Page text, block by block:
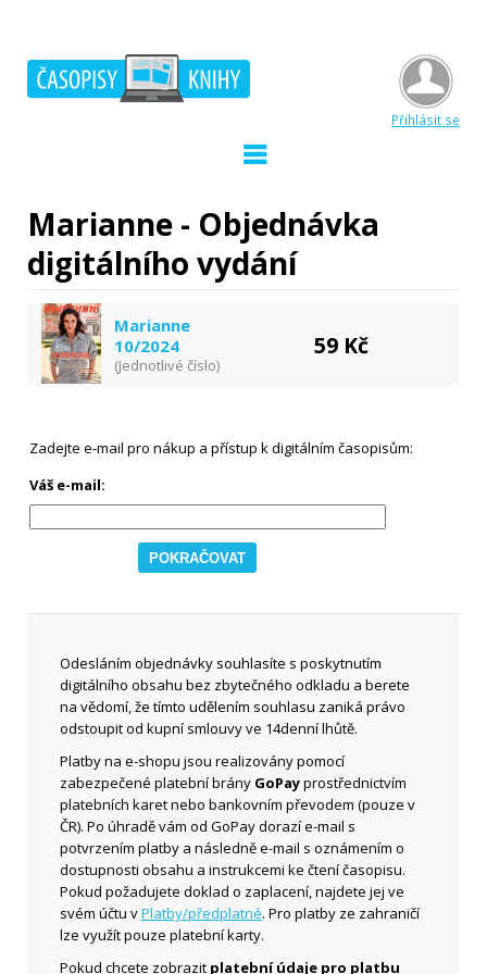
Přihlásit se
Marianne - Objednávka
digitálního vydání
Marianne
10/2024
(Jednotlivé číslo)
59 Kč
Zadejte e-mail pro nákup a přístup k digitálním časopisům:
Váš e-mail:
Odesláním objednávky souhlasíte s poskytnutím
digitálního obsahu bez zbytečného odkladu a berete
na vědomí, že tímto udělením souhlasu zaniká právo
odstoupit od kupní smlouvy ve 14denní lhůtě.
Platby na e-shopu jsou realizovány pomocí
zabezpečené platební brány GoPayprostřednictvím
platebních karet nebo bankovním převodem (pouze v
ČR). Po úhradě vám od GoPay dorazí e-mail s
potvrzením platby a následně e-mail s oznámením o
dostupnosti obsahu a instrukcemi ke čtení časopisu.
Pokud požadujete doklad o zaplacení, najdete jej ve
svém účtu vPlatby/předplatné. Pro platby ze zahraničí
lze využít pouze platební karty.
Pokud chcete zobrazit platební údaje pro platbu